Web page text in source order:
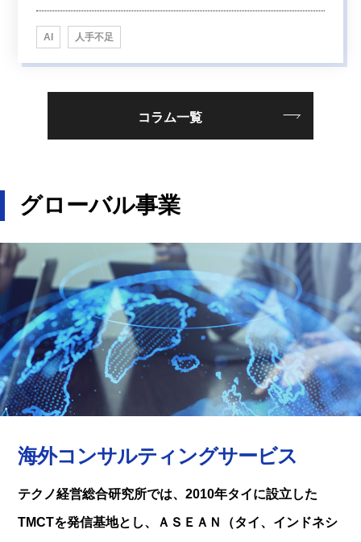
AI 人手不足
コラム一覧
グローバル事業
海外コンサルティングサービス
テクノ経営総合研究所では、2010年タイに設立した
TMCTを発信基地とし、ＡＳＥＡＮ（タイ、インドネシ